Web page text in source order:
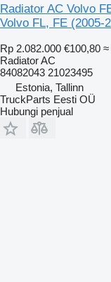
Radiator AC Volvo
Volvo FL, FE (2005-
Rp 2.082.000 €100,80 ≈
Radiator AC
84082043 21023495
Estonia, Tallinn
TruckParts Eesti OÜ
Hubungi penjual